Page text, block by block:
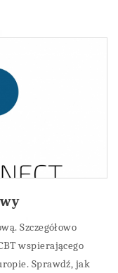
Szczegółowo
wspierającego
Sprawdź, jak